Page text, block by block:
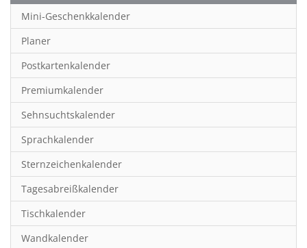
Geschichte
Humor & Cartoon
Inspiration & Entspannung
Inspiration & Spiritualität
Kinderkalender
Kunst
Länder & Städte
Landschaft & Natur
Lifestyle
Literatur
Mini-Geschenkkalender
Planer
Postkartenkalender
Premiumkalender
Sehnsuchtskalender
Sprachkalender
Sternzeichenkalender
Tagesabreißkalender
Tischkalender
Wandkalender